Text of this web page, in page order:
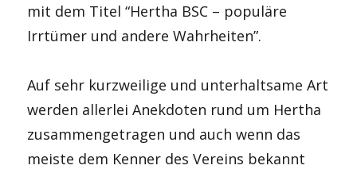
mit dem Titel “Hertha BSC – populäre
Irrtümer und andere Wahrheiten”.
Auf sehr kurzweilige und unterhaltsame Art
werden allerlei Anekdoten rund um Hertha
zusammengetragen und auch wenn das
meiste dem Kenner des Vereins bekannt